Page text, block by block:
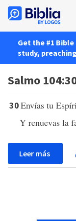
Get the #1
study,
Salmo
30Envías tu
Y renuevas la
Leer más